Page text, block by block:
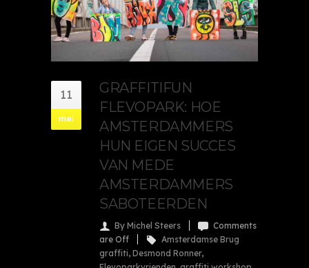
11
mei
GRAFFITIFUN
FLEVOPARK: HOE
AMSTERDAMMERS
HUN EIGEN SUCCES
VAN MEDE
AMSTERDAMMERS
SABOTEERDEN
By Michel Steers
Comments
are Off
Amsterdamse Brug
graffiti, Desmond Ronner,